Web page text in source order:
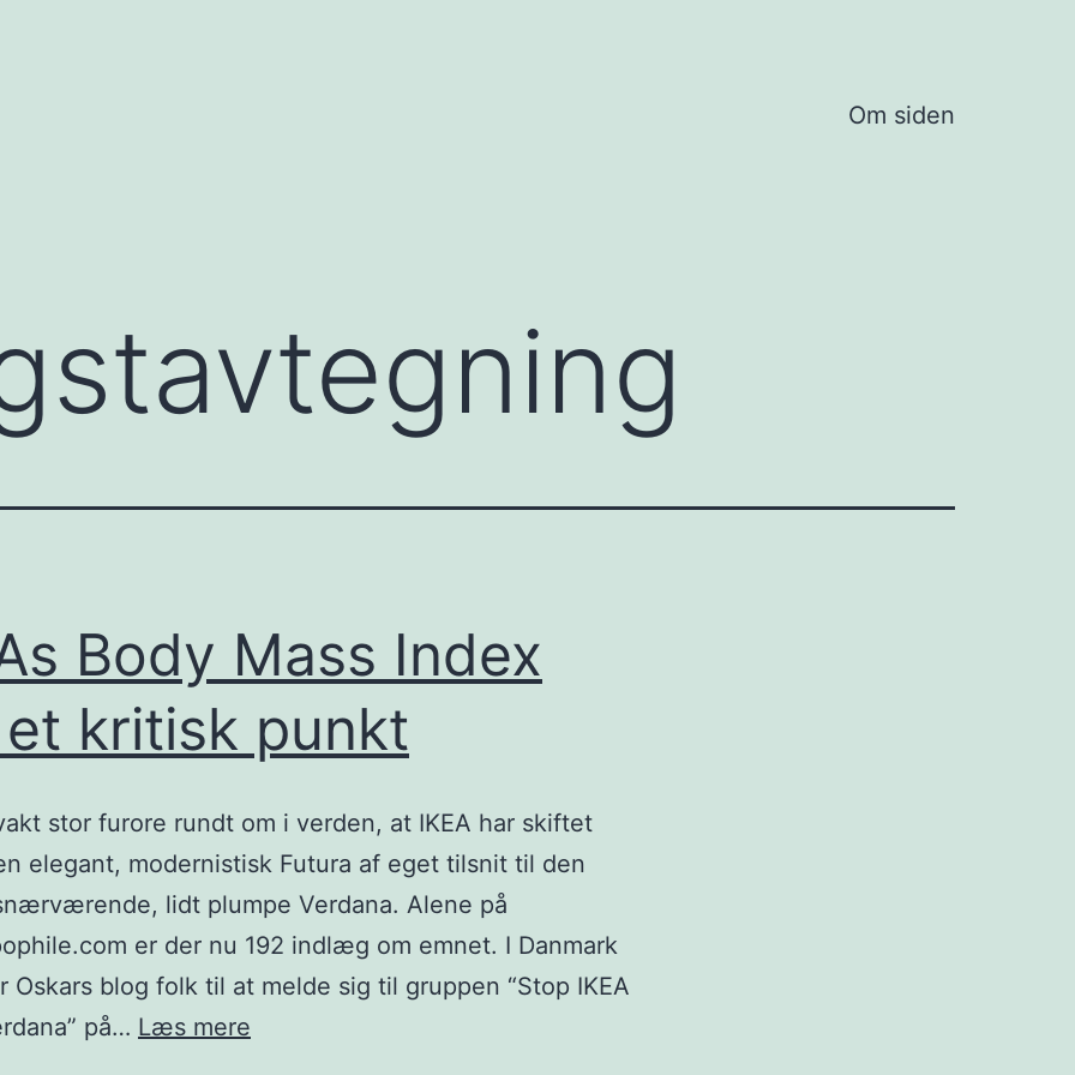
Om siden
Body Mass Index
kritisk punkt
stor furore rundt om i verden, at IKEA har skiftet
elegant, modernistisk Futura af eget tilsnit til den
lidt plumpe Verdana. Alene på
er der nu 192 indlæg om emnet. I Danmark
Oskars blog folk til at melde sig til gruppen “Stop IKEA
på… Læs mere